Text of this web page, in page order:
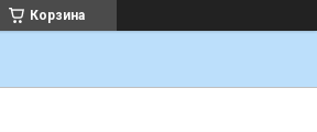
Корзина